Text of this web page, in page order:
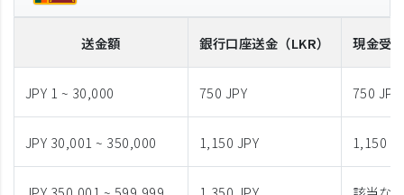
送金額 銀行口座送金 （LKR） 現金受
JPY 1 ~ 30,000 750 JPY 750 JPY
JPY 30,001 ~ 350,000 1,150 JPY 1,150